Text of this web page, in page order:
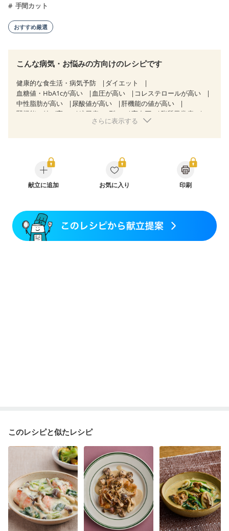
手間カット
おすすめ厳選
こんな病気・お悩みの方向けのレシピです
健康的な食生活・病気予防
ダイエット
血糖値・HbA1cが高い
血圧が高い
コレステロールが高い
中性脂肪が高い
尿酸値が高い
肝機能の値が高い
腎機能の値が高い
糖尿病（2型） 高血圧
脂質異常症
狭心症 心筋梗塞
糖尿病性腎症（第２期）
糖尿病性腎症（第３期）
CKD（ステージ１）
CKD（ステージ２）
CKD（ステージ３a）
乳がん（抗がん剤治療中）
妊婦健診・体重増加が気になる（初期）
妊婦健診・血圧が気になる（初期）
妊婦健診・血糖値が気になる（初期）
さらに表示する
献立に追加 お気に入り 印刷
このレシピと似たレシピ